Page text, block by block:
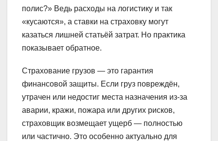
полис?» Ведь расходы на логистику и так
«кусаются», а ставки на страховку могут
казаться лишней статьёй затрат. Но практика
показывает обратное.
Страхование грузов — это гарантия
финансовой защиты. Если груз повреждён,
утрачен или недостиг места назначения из-за
аварии, кражи, пожара или других рисков,
страховщик возмещает ущерб — полностью
или частично. Это особенно актуально для